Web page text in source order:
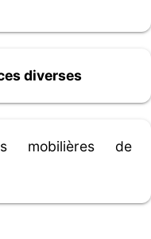
diverses
mobilières de